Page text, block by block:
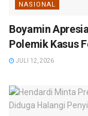
NASIONAL
Boyamin
Polemik Kasus
JULI 12, 2026